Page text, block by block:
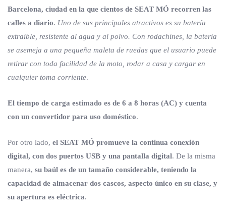
Barcelona, ciudad en la que cientos de SEAT MÓ recorren las
calles a diario. Uno de sus principales atractivos es su batería
extraíble, resistente al agua y al polvo. Con rodachines, la batería
se asemeja a una pequeña maleta de ruedas que el usuario puede
retirar con toda facilidad de la moto, rodar a casa y cargar en
cualquier toma corriente.
El tiempo de carga estimado es de 6 a 8 horas (AC) y cuenta
con un convertidor para uso doméstico.
Por otro lado, el SEAT MÓ promueve la continua conexión
digital, con dos puertos USB y una pantalla digital. De la misma
manera, su baúl es de un tamaño considerable, teniendo la
capacidad de almacenar dos cascos, aspecto único en su clase, y
su apertura es eléctrica.